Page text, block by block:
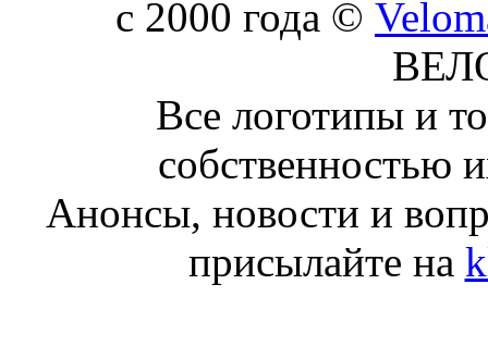
c 2000 года ©
Все логотипы и
собственностью
Анонсы, новости и
присылайте на